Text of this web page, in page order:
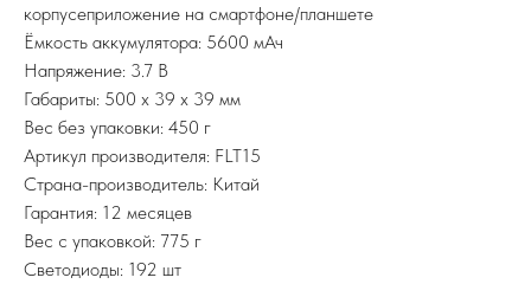
корпусеприложение на смартфоне/планшете
Ёмкость аккумулятора: 5600 мАч
Напряжение: 3.7 В
Габариты: 500 x 39 x 39 мм
Вес без упаковки: 450 г
Артикул производителя: FLT15
Страна-производитель: Китай
Гарантия: 12 месяцев
Вес с упаковкой: 775 г
Светодиоды: 192 шт